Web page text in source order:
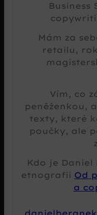
Business
Mám za
retailu,
Vím, co
peněženkou,
texty, které
poučky, ale
Kdo je
etnografii Od
a